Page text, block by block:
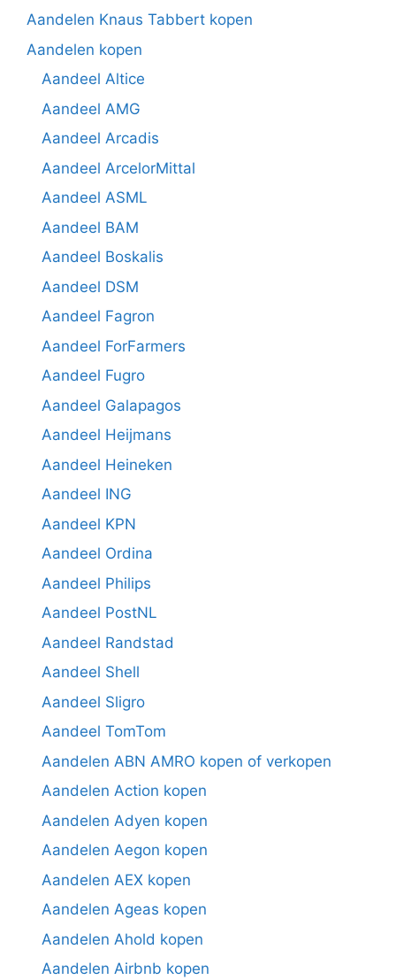
Aandelen Knaus Tabbert kopen
Aandelen kopen
Aandeel Altice
Aandeel AMG
Aandeel Arcadis
Aandeel ArcelorMittal
Aandeel ASML
Aandeel BAM
Aandeel Boskalis
Aandeel DSM
Aandeel Fagron
Aandeel ForFarmers
Aandeel Fugro
Aandeel Galapagos
Aandeel Heijmans
Aandeel Heineken
Aandeel ING
Aandeel KPN
Aandeel Ordina
Aandeel Philips
Aandeel PostNL
Aandeel Randstad
Aandeel Shell
Aandeel Sligro
Aandeel TomTom
Aandelen ABN AMRO kopen of verkopen
Aandelen Action kopen
Aandelen Adyen kopen
Aandelen Aegon kopen
Aandelen AEX kopen
Aandelen Ageas kopen
Aandelen Ahold kopen
Aandelen Airbnb kopen